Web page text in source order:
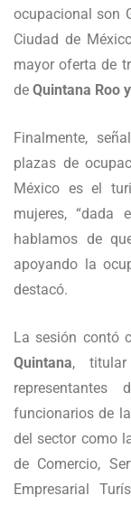
ocupacional son
Ciudad de
mayor oferta de
de Quintana Roo
Finalmente,
plazas de
México es el
mujeres, “dada
hablamos de
apoyando la
destacó.
La sesión contó
Quintana, titular
funcionarios de
del sector como
de Comercio,
Empresarial